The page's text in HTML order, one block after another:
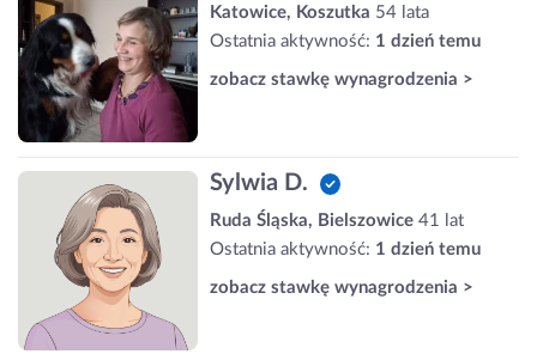
Katowice, Koszutka 54 lata
Ostatnia aktywność: 1 dzień temu
zobacz stawkę wynagrodzenia >
Sylwia D.
Ruda Śląska, Bielszowice 41 lat
Ostatnia aktywność: 1 dzień temu
zobacz stawkę wynagrodzenia >